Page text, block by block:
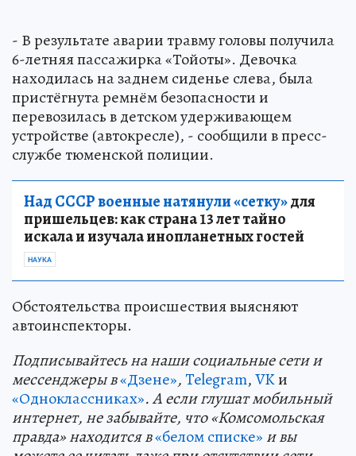
- В результате аварии травму головы получила
6-летняя пассажирка «Тойоты». Девочка
находилась на заднем сиденье слева, была
пристёгнута ремнём безопасности и
перевозилась в детском удерживающем
устройстве (автокресле), - сообщили в пресс-
службе тюменской полиции.
Над СССР военные натянули «сетку»для
пришельцев: как страна 13 лет тайно
искала и изучала инопланетных гостей
НАУКА
Обстоятельства происшествия выясняют
автоинспекторы.
Подписывайтесь на наши социальные сети и
мессенджеры в«Дзене»,Telegram,VKи
«Одноклассниках». А если глушат мобильный
интернет, не забывайте, что «Комсомольская
правда» находится в«белом списке» и вы